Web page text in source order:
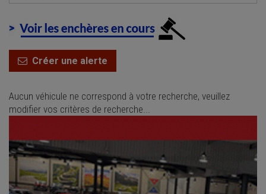
Créer une alerte
Aucun véhicule ne correspond à votre recherche, veuillez
modifier vos critères de recherche...